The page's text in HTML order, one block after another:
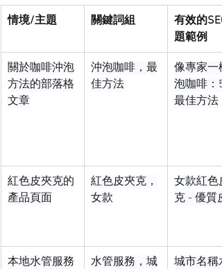
情境/主題 關鍵詞組
有效的
題範例
關於咖啡沖泡
方法的部落格
文章
沖泡咖啡，最
佳方法
像專家一
泡咖啡：5
最佳方法
紅色皮夾克的
產品頁面
紅色皮夾克，
女款
女款紅色
克 - 優質
本地水管服務 水管服務，城 城市名稱